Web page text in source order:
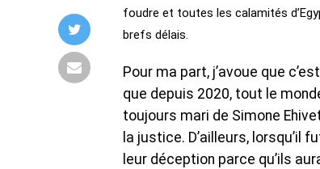
foudre et toutes les calamités
brefs délais.
Pour ma part, j’avoue que
que depuis 2020, tout le
toujours mari de Simone
la justice. D’ailleurs, lorsqu’il
leur déception parce qu’ils